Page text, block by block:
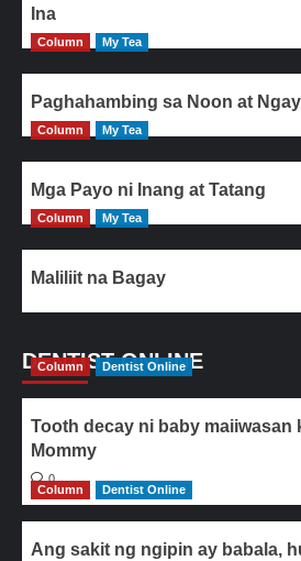
Ina
Column My Tea
Paghahambing sa Noon at
Column My Tea
Mga Payo ni Inang at Tatang
Column My Tea
Maliliit na Bagay
DENTIST ONLINE
Column Dentist Online
Tooth decay ni baby maiiwasan
Mommy
0
Column
Dentist Online
Ang sakit ng ngipin ay babala,